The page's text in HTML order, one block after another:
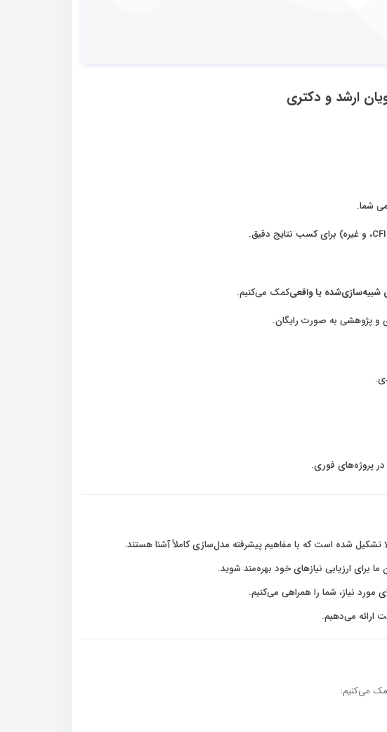
شما.
شبیه‌سازی‌شده یا واقعیکمک می‌کنیم.
و پژوهشی به صورت رایگان.
پروژه‌های فوری.
تشکیل شده است که با مفاهیم پیشرفته مدل‌سازی کاملاً آشنا هستند.
برای ارزیابی نیازهای خود بهره‌مند شوید.
مورد نیاز، شما را همراهی می‌کنیم.
ارائه می‌دهیم.